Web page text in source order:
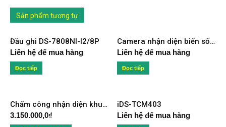
Sản phẩm tương tự
Đầu ghi DS-7808NI-I2/8P
Liên hệ để mua hàng
Đọc tiếp
Camera nhận diện biển số xe DS-TCG227-AIR
Liên hệ để mua hàng
Đọc tiếp
Chấm công nhận diện khuôn mặt DS-K1T331W
3.150.000,0₫
iDS-TCM403
Liên hệ để mua hàng